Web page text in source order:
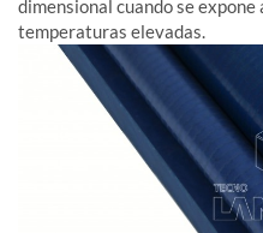
dimensional cuando se
temperaturas elevadas.